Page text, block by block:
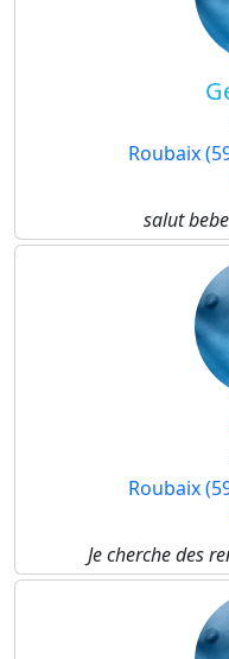
Roubaix
salut
Roubaix
Je cherche des